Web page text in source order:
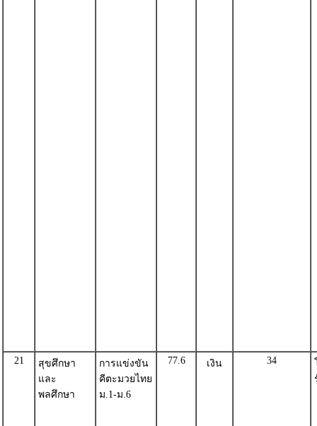
21
สุขศึกษา
และ
พลศึกษา
การแข่งขัน
คีตะมวยไทย
ม.1-ม.6
77.6 เงิน 34